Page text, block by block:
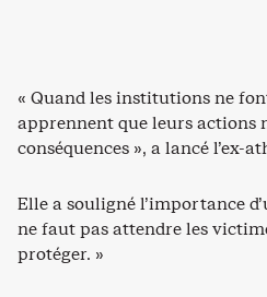
« Quand les institutions ne
apprennent que leurs actions
conséquences », a lancé l’ex-
Elle a souligné l’importance
ne faut pas attendre les
protéger. »